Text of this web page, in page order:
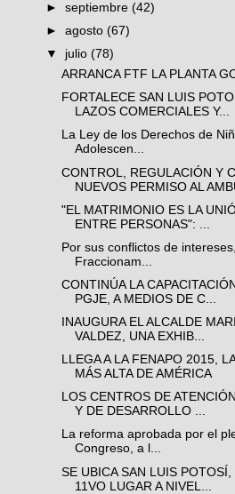
►septiembre(42)
►agosto(67)
▼ julio(78)
ARRANCA FTF LA PLANTA
FORTALECE SAN LUIS
LAZOS COMERCIALES Y...
La Ley de los Derechos de
Adolescen...
CONTROL, REGULACIÓN Y
NUEVOS PERMISO AL
"EL MATRIMONIO ES LA
ENTRE PERSONAS": ...
Por sus conflictos de
Fraccionam...
CONTINÚA LA
PGJE, A MEDIOS DE C...
INAUGURA EL ALCALDE
VALDEZ, UNA EXHIB...
LLEGA A LA FENAPO 2015,
MÁS ALTA DE AMÉRICA
LOS CENTROS DE
Y DE DESARROLLO ...
La reforma aprobada por el
Congreso, a l...
SE UBICA SAN LUIS POTOSÍ,
11VO LUGAR A NIVEL...